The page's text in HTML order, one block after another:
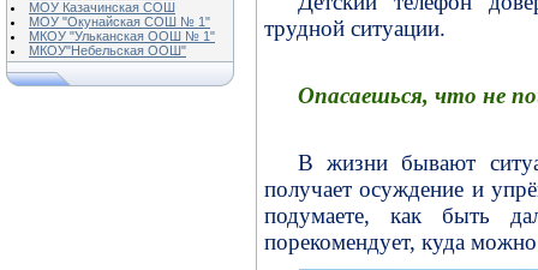
МОУ Казачинская СОШ
МОУ "Окунайская СОШ № 1"
МКОУ "Ульканская ООШ № 1"
МКОУ"Небельская ООШ"
трудной ситуации.
Опасаешься, что не
В жизни бывают
получает осуждение и
подумаете, как быть
порекомендует, куда